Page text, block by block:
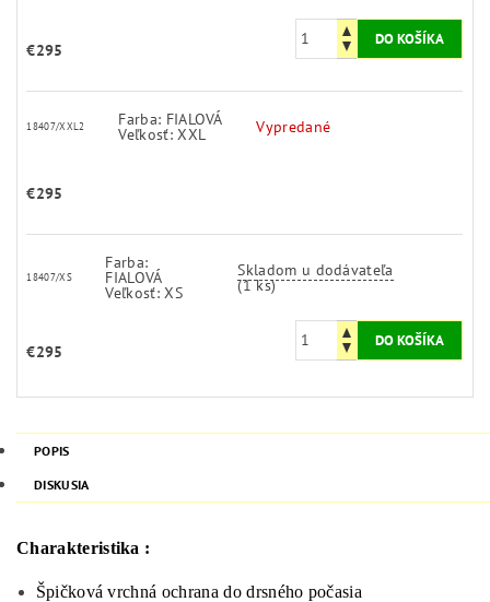
€295
18407/XXL2 Farba: FIALOVÁ
Veľkosť: XXL Vypredané
€295
18407/XS
Farba:
FIALOVÁ
Veľkosť: XS
Skladom u dodávateľa
(1 ks)
€295
POPIS
DISKUSIA
Charakteristika :
Špičková vrchná ochrana do drsného počasia